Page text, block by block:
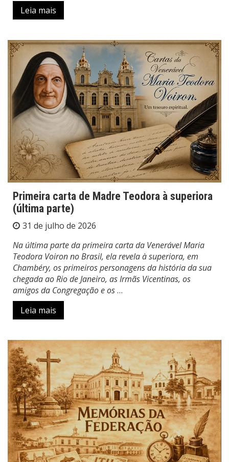
Leia mais
Primeira carta de Madre Teodora à superiora
(última parte)
31 de julho de 2026
Na última parte da primeira carta da Venerável Maria
Teodora Voiron no Brasil, ela revela à superiora, em
Chambéry, os primeiros personagens da história da sua
chegada ao Rio de Janeiro, as Irmãs Vicentinas, os
amigos da Congregação e os…
Leia mais